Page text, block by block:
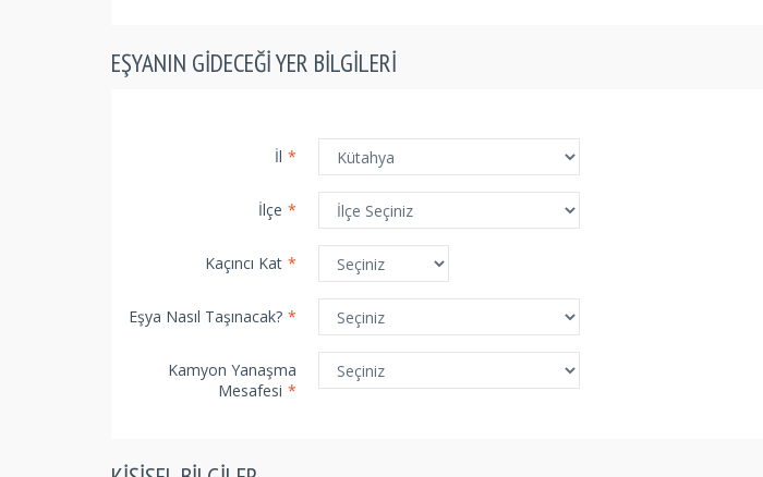
EŞYANIN GIDECEĞI YER BILGILERI
İl *
İlçe *
Kaçıncı Kat *
Eşya Nasıl Taşınacak? *
Kamyon Yanaşma
Mesafesi *